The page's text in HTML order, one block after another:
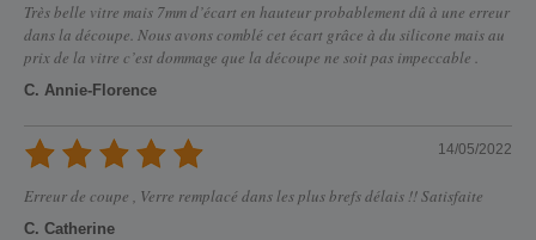
Très belle vitre mais 7mm d’écart en hauteur probablement dû à une erreur
dans la découpe. Nous avons comblé cet écart grâce à du silicone mais au
prix de la vitre c’est dommage que la découpe ne soit pas impeccable .
C. Annie-Florence
14/05/2022
Erreur de coupe , Verre remplacé dans les plus brefs délais !! Satisfaite
C. Catherine